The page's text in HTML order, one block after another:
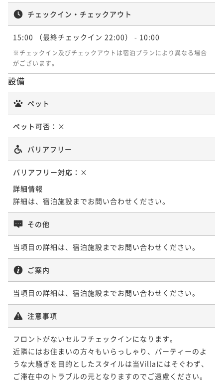
チェックイン・チェックアウト
15:00 （最終チェックイン 22:00） - 10:00
※チェックイン及びチェックアウトは宿泊プランにより異なる場合
がございます。
設備
ペット
ペット可否： ×
バリアフリー
バリアフリー対応： ×
詳細情報
詳細は、宿泊施設までお問い合わせください。
その他
当項目の詳細は、宿泊施設までお問い合わせください。
ご案内
当項目の詳細は、宿泊施設までお問い合わせください。
注意事項
フロントがないセルフチェックインになります。
近隣にはお住まいの方々もいらっしゃり、パーティーのよ
うな大騒ぎを目的としたスタイルは当Villaにはそぐわず、
ご滞在中のトラブルの元となりますのでご遠慮ください。